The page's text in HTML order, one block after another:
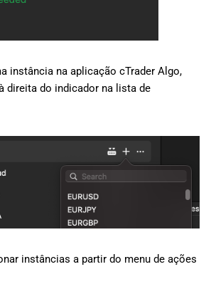
instância na aplicação cTrader Algo,
direita do indicador na lista de
instâncias a partir do menu de ações